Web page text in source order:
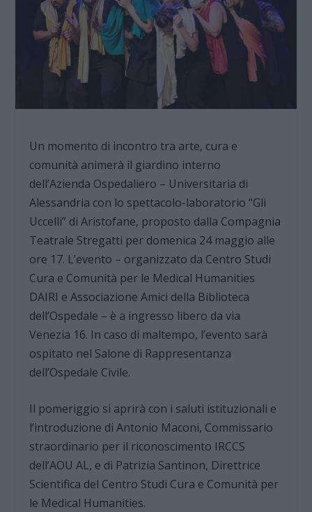
Un momento di incontro tra arte, cura e
comunità animerà il giardino interno
dell’Azienda Ospedaliero – Universitaria di
Alessandria con lo spettacolo-laboratorio “Gli
Uccelli” di Aristofane, proposto dalla Compagnia
Teatrale Stregatti per domenica 24 maggio alle
ore 17. L’evento – organizzato da Centro Studi
Cura e Comunità per le Medical Humanities
DAIRI e Associazione Amici della Biblioteca
dell’Ospedale – è a ingresso libero da via
Venezia 16. In caso di maltempo, l’evento sarà
ospitato nel Salone di Rappresentanza
dell’Ospedale Civile.
Il pomeriggio si aprirà con i saluti istituzionali e
l’introduzione di Antonio Maconi, Commissario
straordinario per il riconoscimento IRCCS
dell’AOU AL, e di Patrizia Santinon, Direttrice
Scientifica del Centro Studi Cura e Comunità per
le Medical Humanities.